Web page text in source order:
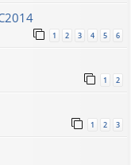
1 2 3 4 5 6
1 2
1 2 3